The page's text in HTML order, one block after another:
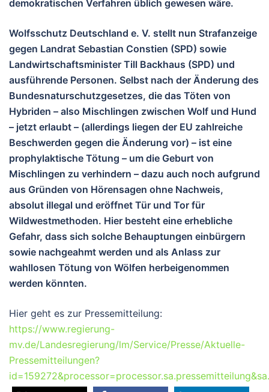
demokratischen Verfahren üblich gewesen wäre.
Wolfsschutz Deutschland e. V. stellt nun Strafanzeige
gegen Landrat Sebastian Constien (SPD) sowie
Landwirtschaftsminister Till Backhaus (SPD) und
ausführende Personen. Selbst nach der Änderung des
Bundesnaturschutzgesetzes, die das Töten von
Hybriden – also Mischlingen zwischen Wolf und Hund
– jetzt erlaubt – (allerdings liegen der EU zahlreiche
Beschwerden gegen die Änderung vor) – ist eine
prophylaktische Tötung – um die Geburt von
Mischlingen zu verhindern – dazu auch noch aufgrund
aus Gründen von Hörensagen ohne Nachweis,
absolut illegal und eröffnet Tür und Tor für
Wildwestmethoden. Hier besteht eine erhebliche
Gefahr, dass sich solche Behauptungen einbürgern
sowie nachgeahmt werden und als Anlass zur
wahllosen Tötung von Wölfen herbeigenommen
werden könnten.
Hier geht es zur Pressemitteilung:
https://www.regierung-
mv.de/Landesregierung/lm/Service/Presse/Aktuelle-
Pressemitteilungen?